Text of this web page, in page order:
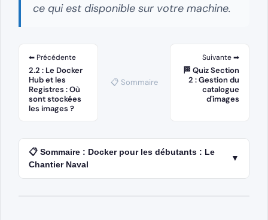
ce qui est disponible sur votre machine.
⬅ Précédente
2.2 : Le Docker
Hub et les
Registres : Où
sont stockées
les images ?
📋 Sommaire
Suivante ➡
🏁 Quiz Section
2 : Gestion du
catalogue
d'images
📋 Sommaire : Docker pour les débutants : Le
Chantier Naval
▼